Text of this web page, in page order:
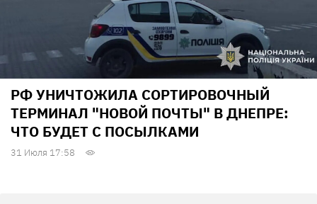
РФ УНИЧТОЖИЛА СОРТИРОВОЧНЫЙ
ТЕРМИНАЛ "НОВОЙ ПОЧТЫ" В ДНЕПРЕ:
ЧТО БУДЕТ С ПОСЫЛКАМИ
31 Июля 17:58